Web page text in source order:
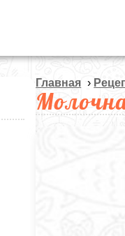
Главная ›